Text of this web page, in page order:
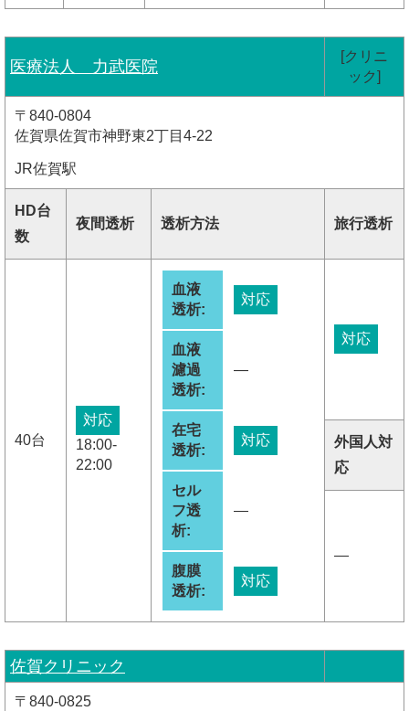
医療法人 力武医院
[クリニ
ック]
〒840-0804
佐賀県佐賀市神野東2丁目4-22
JR佐賀駅
HD台
数
夜間透析 透析方法 旅行透析
40台
対応
18:00-
22:00
血液
透析:
対応
血液
濾過
透析:
―
在宅
透析:
対応
セル
フ透
析:
―
腹膜
透析:
対応
対応
外国人対
応
―
佐賀クリニック
〒840-0825